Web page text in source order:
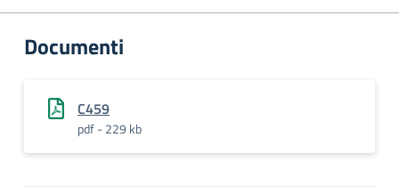
Documenti
C459
pdf - 229 kb